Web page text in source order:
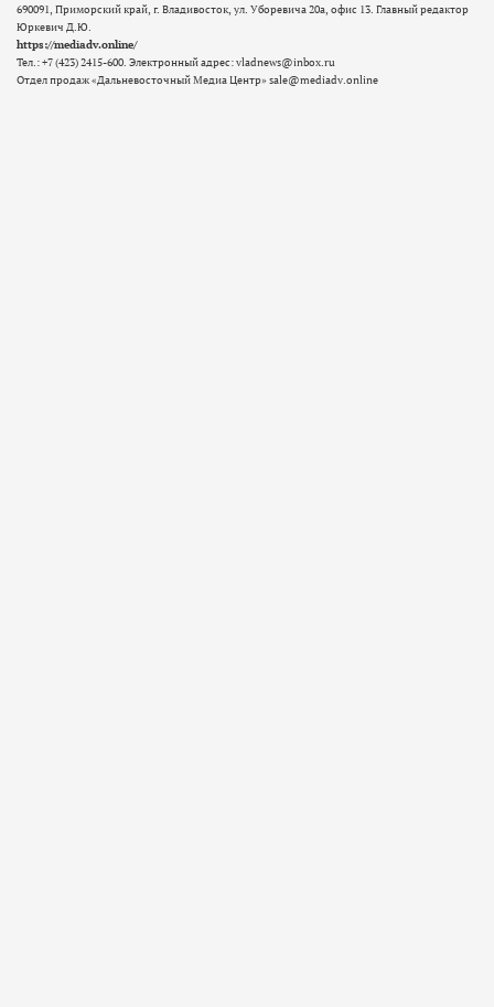
690091, Приморский край, г. Владивосток, ул. Уборевича 20а, офис 13. Главный редактор
Юркевич Д.Ю.
https://mediadv.online/
Тел.: +7 (423) 2415-600. Электронный адрес: vladnews@inbox.ru
Отдел продаж «Дальневосточный Медиа Центр» sale@mediadv.online